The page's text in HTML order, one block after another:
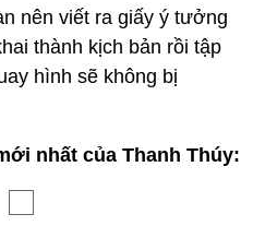
nên viết ra giấy ý tưởng
thành kịch bản rồi tập
hình sẽ không bị
nhất của Thanh Thúy: